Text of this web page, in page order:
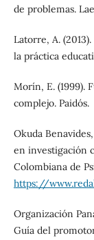
de problemas.
Latorre, A.
la práctica
Morín, E. (1999).
complejo. Paidós.
Okuda
en investigación
Colombiana de
https://
Organización
Guía del